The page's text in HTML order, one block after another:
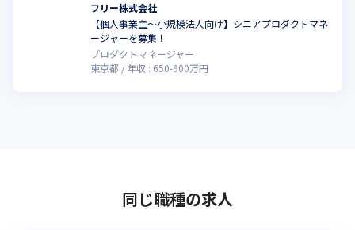
フリー株式会社
【個人事業主〜小規模法人向け】シニアプロダクトマネ
ージャーを募集！
プロダクトマネージャー
東京都
年収 : 650-900万円
同じ職種の求人